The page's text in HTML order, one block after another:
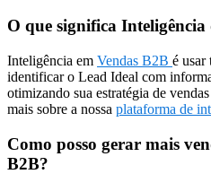
O que significa Inteligência
Inteligência em Vendas B2B é usar
identificar o Lead Ideal com
otimizando sua estratégia de
mais sobre a nossa plataforma de
Como posso gerar mais
B2B?